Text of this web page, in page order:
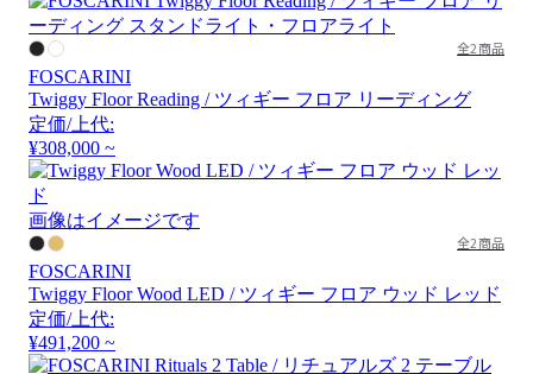
全2商品
FOSCARINI
Twiggy Floor Reading / ツィギー フロア リーディング
定価/上代:
¥308,000 ~
画像はイメージです
全2商品
FOSCARINI
Twiggy Floor Wood LED / ツィギー フロア ウッド レッド
定価/上代:
¥491,200 ~